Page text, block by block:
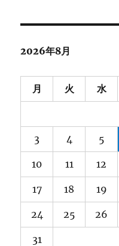
ブ
2026年8月
月 火 水
3 4 5
10 11 12
17 18 19
24 25 26
31